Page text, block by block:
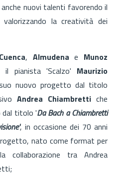
nuovi talenti favorendo il
valorizzando la creatività dei
Cuenca, Almudena e Munoz
il pianista 'Scalzo' Maurizio
nuovo progetto dal titolo
Andrea Chiambrettiche
dal titolo 'Da Bach a Chiambretti
, in occasione dei 70 anni
nato come format per
collaborazione tra Andrea